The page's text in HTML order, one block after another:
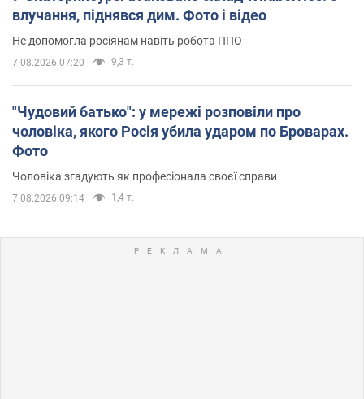
влучання, піднявся дим. Фото і відео
Не допомогла росіянам навіть робота ППО
7.08.2026 07:20 9,3 т.
"Чудовий батько": у мережі розповіли про
чоловіка, якого Росія убила ударом по Броварах.
Фото
Чоловіка згадують як професіонала своєї справи
7.08.2026 09:14 1,4 т.